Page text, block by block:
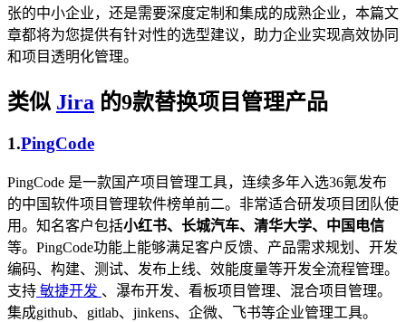
张的中小企业，还是需要深度定制和集成的成熟企业，本篇文
章都将为您提供有针对性的选型建议，助力企业实现高效协同
和项目透明化管理。
类似 Jira 的9款替换项目管理产品
1.PingCode
PingCode 是一款国产项目管理工具，连续多年入选36氪发布
的中国软件项目管理软件榜单前二。非常适合研发项目团队使
用。知名客户包括小红书、长城汽车、清华大学、中国电信
等。PingCode功能上能够满足客户反馈、产品需求规划、开发
编码、构建、测试、发布上线、效能度量等开发全流程管理。
支持 敏捷开发 、瀑布开发、看板项目管理、混合项目管理。
集成github、gitlab、jinkens、企微、飞书等企业管理工具。